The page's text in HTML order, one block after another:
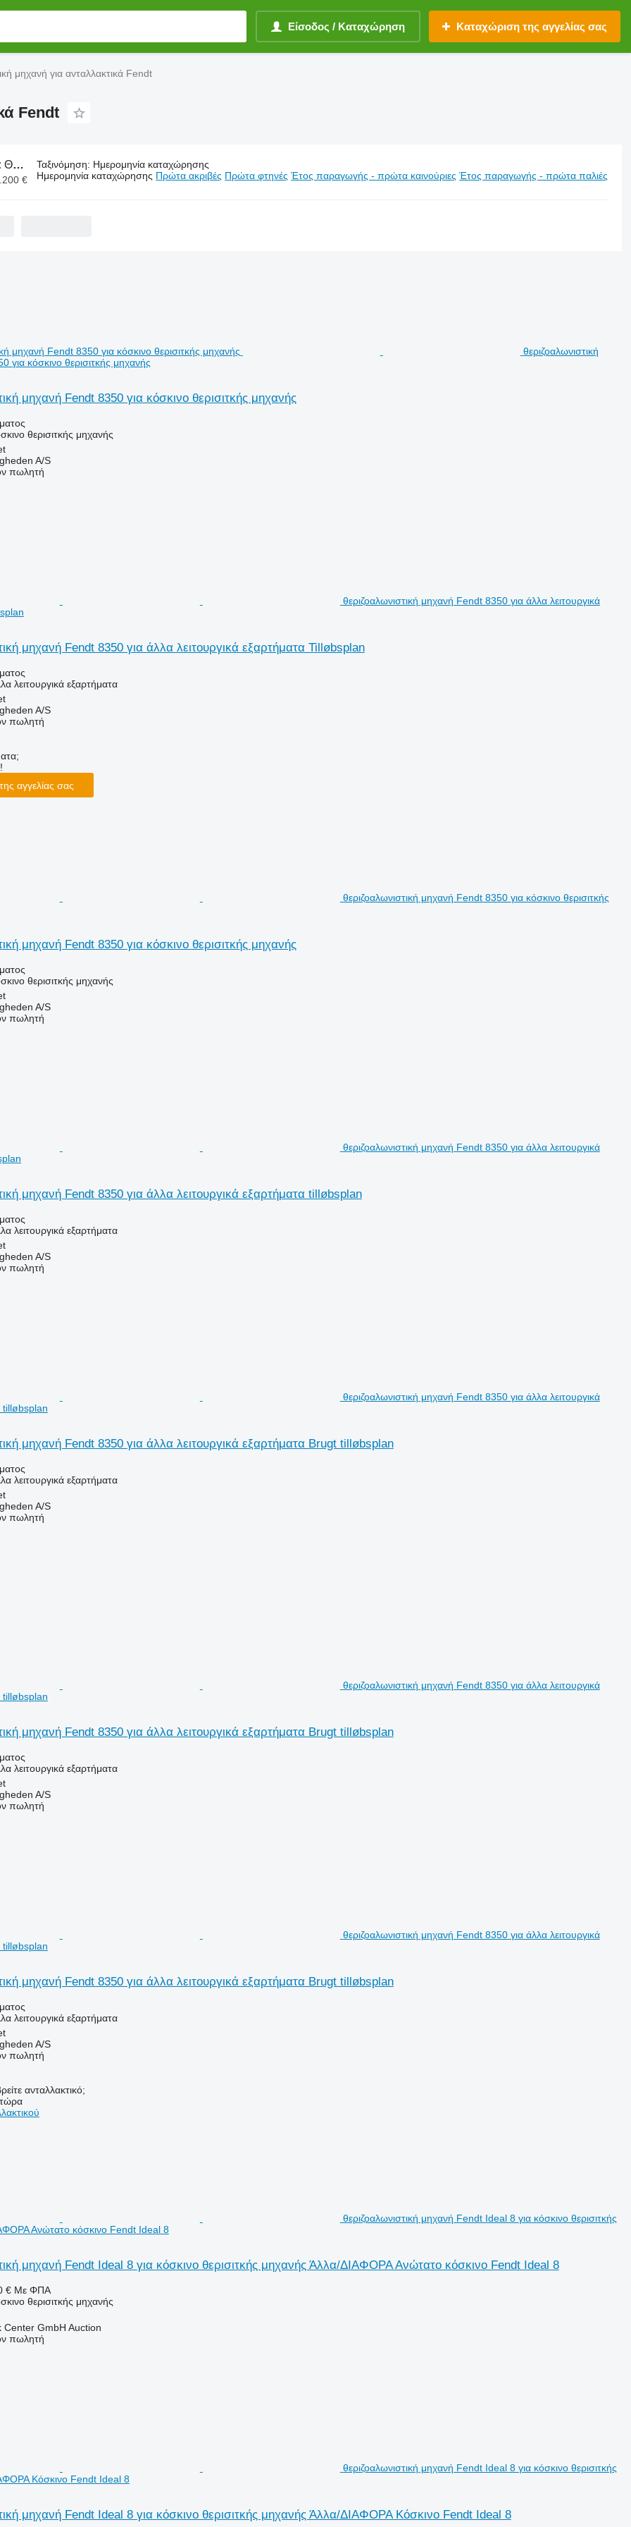
Είσοδος / Καταχώρηση Καταχώριση της αγγελίας σας
μηχανή για ανταλλακτικά Fendt
Fendt
Θεριζοαλωνιστική μηχανή για ανταλλακτικά Fendt
€
Ταξινόμηση: Ημερομηνία καταχώρησης
Ημερομηνία καταχώρησης Πρώτα ακριβές Πρώτα φτηνές Έτος παραγωγής - πρώτα καινούριες Έτος παραγωγής - πρώτα παλιές
θεριζοαλωνιστική
για κόσκινο θερισιτκής μηχανής
μηχανή Fendt 8350 για κόσκινο θερισιτκής μηχανής
θερισιτκής μηχανής
A/S
πωλητή
θεριζοαλωνιστική μηχανή Fendt 8350 για άλλα λειτουργικά
μηχανή Fendt 8350 για άλλα λειτουργικά εξαρτήματα Tilløbsplan
λειτουργικά εξαρτήματα
A/S
πωλητή
αγγελίας σας
θεριζοαλωνιστική μηχανή Fendt 8350 για κόσκινο θερισιτκής
μηχανή Fendt 8350 για κόσκινο θερισιτκής μηχανής
θερισιτκής μηχανής
A/S
πωλητή
θεριζοαλωνιστική μηχανή Fendt 8350 για άλλα λειτουργικά
μηχανή Fendt 8350 για άλλα λειτουργικά εξαρτήματα tilløbsplan
λειτουργικά εξαρτήματα
A/S
πωλητή
θεριζοαλωνιστική μηχανή Fendt 8350 για άλλα λειτουργικά
tilløbsplan
μηχανή Fendt 8350 για άλλα λειτουργικά εξαρτήματα Brugt tilløbsplan
λειτουργικά εξαρτήματα
A/S
πωλητή
θεριζοαλωνιστική μηχανή Fendt 8350 για άλλα λειτουργικά
tilløbsplan
μηχανή Fendt 8350 για άλλα λειτουργικά εξαρτήματα Brugt tilløbsplan
λειτουργικά εξαρτήματα
A/S
πωλητή
θεριζοαλωνιστική μηχανή Fendt 8350 για άλλα λειτουργικά
tilløbsplan
μηχανή Fendt 8350 για άλλα λειτουργικά εξαρτήματα Brugt tilløbsplan
λειτουργικά εξαρτήματα
A/S
πωλητή
ανταλλακτικό;
τώρα
θεριζοαλωνιστική μηχανή Fendt Ideal 8 για κόσκινο θερισιτκής
Ανώτατο κόσκινο Fendt Ideal 8
μηχανή Fendt Ideal 8 για κόσκινο θερισιτκής μηχανής Άλλα/ΔΙΑΦΟΡΑ Ανώτατο κόσκινο Fendt Ideal 8
€ Με ΦΠΑ
θερισιτκής μηχανής
Center GmbH Auction
πωλητή
θεριζοαλωνιστική μηχανή Fendt Ideal 8 για κόσκινο θερισιτκής
Κόσκινο Fendt Ideal 8
μηχανή Fendt Ideal 8 για κόσκινο θερισιτκής μηχανής Άλλα/ΔΙΑΦΟΡΑ Κόσκινο Fendt Ideal 8